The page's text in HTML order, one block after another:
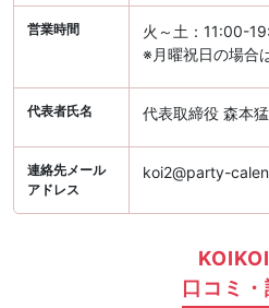
営業時間
火～土：11:00-
※月曜祝日の場合
代表者氏名 代表取締役 森本猛
連絡先メール
アドレス
koi2@party-
口コミ